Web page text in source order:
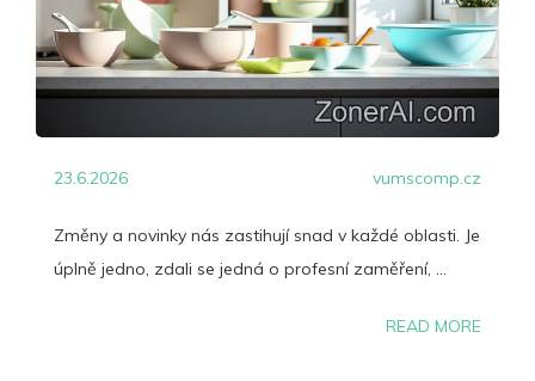
23.6.2026 vumscomp.cz
Změny a novinky nás zastihují snad v každé oblasti. Je
úplně jedno, zdali se jedná o profesní zaměření, ...
READ MORE